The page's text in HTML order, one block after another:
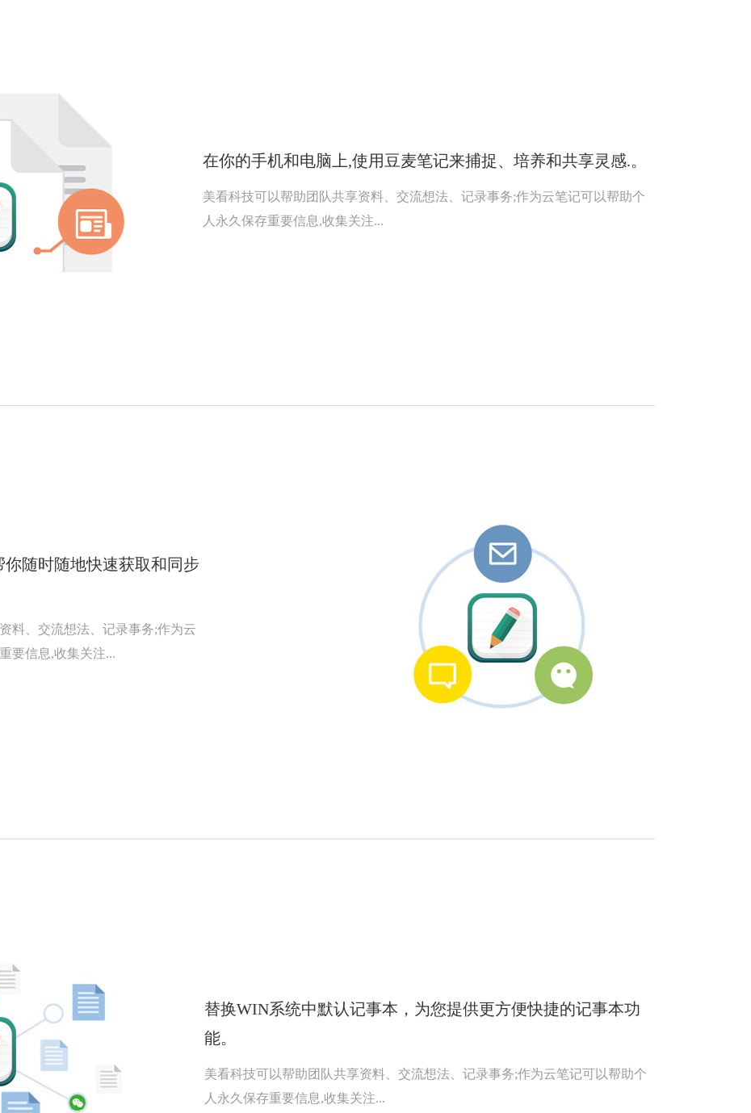
在你的手机和电脑上,使用豆麦笔记来捕捉、培养和共享灵感.。
美看科技可以帮助团队共享资料、交流想法、记录事务;作为云笔记可以帮助个
人永久保存重要信息,收集关注...
随时随地快速获取和同步
料、交流想法、记录事务;作为云
要信息,收集关注...
替换WIN系统中默认记事本，为您提供更方便快捷的记事本功
能。
美看科技可以帮助团队共享资料、交流想法、记录事务;作为云笔记可以帮助个
人永久保存重要信息,收集关注...